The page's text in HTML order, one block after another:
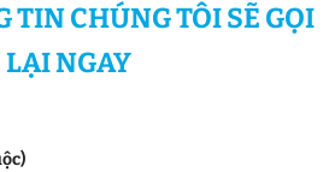
TIN CHÚNG TÔI SẼ GỌI
LẠI NGAY